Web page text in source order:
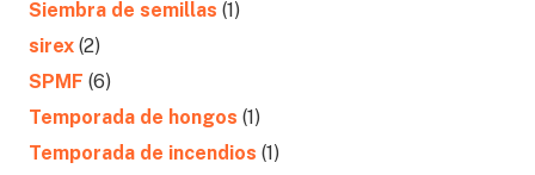
Siembra de semillas (1)
sirex (2)
SPMF (6)
Temporada de hongos (1)
Temporada de incendios (1)